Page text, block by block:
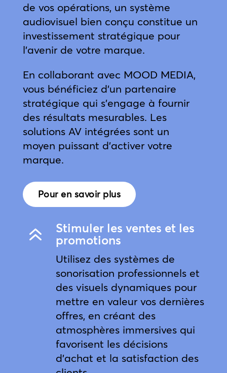
de vos opérations, un système
audiovisuel bien conçu constitue un
investissement stratégique pour
l’avenir de votre marque.
En collaborant avec MOOD MEDIA,
vous bénéficiez d’un partenaire
stratégique qui s’engage à fournir
des résultats mesurables. Les
solutions AV intégrées sont un
moyen puissant d’activer votre
marque.
Pour en savoir plus
6
Stimuler les ventes et les
promotions
Utilisez des systèmes de
sonorisation professionnels et
des visuels dynamiques pour
mettre en valeur vos dernières
offres, en créant des
atmosphères immersives qui
favorisent les décisions
d’achat et la satisfaction des